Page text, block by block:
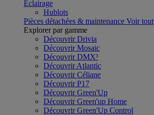
Eclairage
Hublots
Pièces détachées & maintenance Voir tout
Explorer par gamme
Découvrir Drivia
Découvrir Mosaic
Découvrir DMX³
Découvrir Atlantic
Découvrir Céliane
Découvrir P17
Découvrir Green'Up
Découvrir Green'up Home
Découvrir Green'Up Control